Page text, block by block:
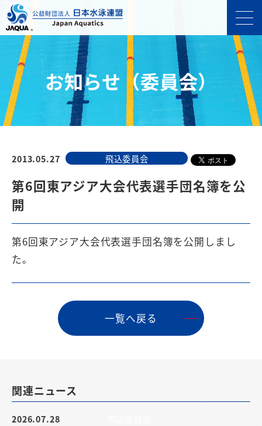
お知らせ（委員会）
2013.05.27 飛込委員会
第6回東アジア大会代表選手団名簿を公
開
第6回東アジア大会代表選手団名簿を公開しまし
た。
⼀覧へ戻る
関連ニュース
2026.07.28 飛込委員会